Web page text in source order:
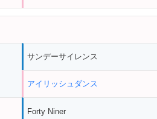
サンデーサイレンス
アイリッシュダンス
Forty Niner